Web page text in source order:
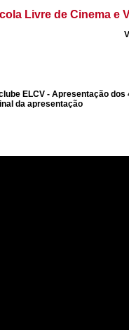
Livre de Cinema e
ELCV - Apresentação
da apresentação